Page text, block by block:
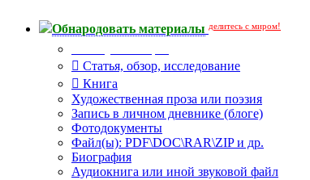
Обнародовать материалы делитесь с миром!
Статья, обзор, исследование
Книга
Художественная проза или поэзия
Запись в личном дневнике (блоге)
Фотодокументы
Файл(ы): PDF\DOC\RAR\ZIP и др.
Биография
Аудиокнига или иной звуковой файл